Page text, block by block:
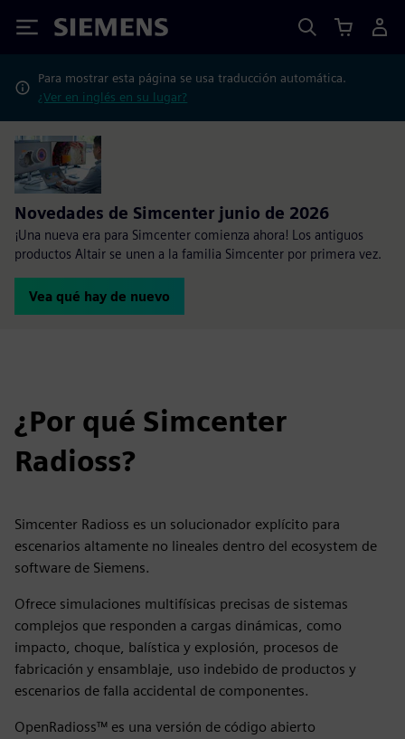
Siemens
Para mostrar esta página se usa traducción automática.
¿Ver en inglés en su lugar?
Novedades de Simcenter junio de 2026
¡Una nueva era para Simcenter comienza ahora! Los antiguos
productos Altair se unen a la familia Simcenter por primera vez.
Vea qué hay de nuevo
¿Por qué Simcenter
Radioss?
Simcenter Radioss es un solucionador explícito para
escenarios altamente no lineales dentro del ecosystem de
software de Siemens.
Ofrece simulaciones multifísicas precisas de sistemas
complejos que responden a cargas dinámicas, como
impacto, choque, balística y explosión, procesos de
fabricación y ensamblaje, uso indebido de productos y
escenarios de falla accidental de componentes.
OpenRadioss™ es una versión de código abierto